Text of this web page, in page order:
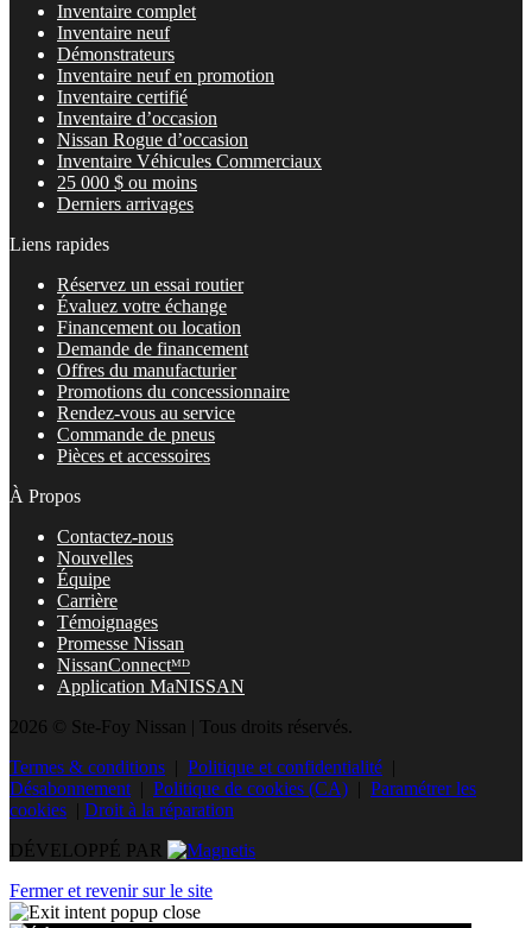
Inventaire complet
Inventaire neuf
Démonstrateurs
Inventaire neuf en promotion
Inventaire certifié
Inventaire d’occasion
Nissan Rogue d’occasion
Inventaire Véhicules Commerciaux
25 000 $ ou moins
Derniers arrivages
Liens rapides
Réservez un essai routier
Évaluez votre échange
Financement ou location
Demande de financement
Offres du manufacturier
Promotions du concessionnaire
Rendez-vous au service
Commande de pneus
Pièces et accessoires
À Propos
Contactez-nous
Nouvelles
Équipe
Carrière
Témoignages
Promesse Nissan
NissanConnectᴹᴰ
Application MaNISSAN
2026 © Ste-Foy Nissan | Tous droits réservés.
Termes & conditions | Politique et confidentialité |
Désabonnement | Politique de cookies (CA) | Paramétrer les
cookies | Droit à la réparation
DÉVELOPPÉ PAR
Fermer et revenir sur le site